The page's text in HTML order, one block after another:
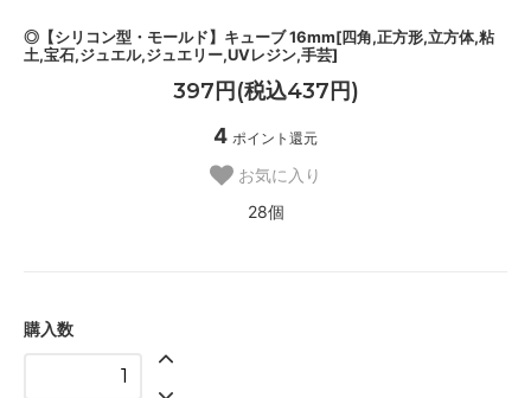
◎【シリコン型・モールド】キューブ 16mm[四角,正方形,立方体,粘
土,宝石,ジュエル,ジュエリー,UVレジン,手芸]
397円(税込437円)
4 ポイント還元
お気に入り
28個
購入数